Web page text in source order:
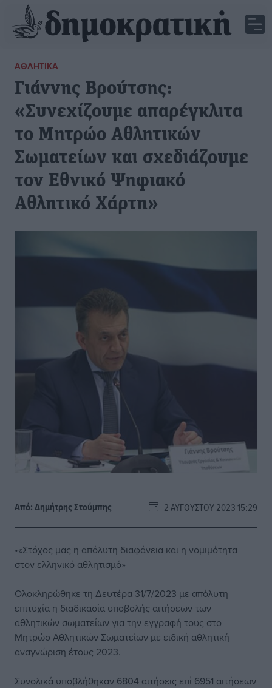
ΑΘΛΗΤΙΚΆ
Γιάννης Βρούτσης:
«Συνεχίζουμε απαρέγκλιτα
το Μητρώο Αθλητικών
Σωματείων και σχεδιάζουμε
τον Εθνικό Ψηφιακό
Αθλητικό Χάρτη»
Από:Δημήτρης Στούμπης 2 ΑΥΓΟΎΣΤΟΥ 2023 15:29
•«Στόχος μας η απόλυτη διαφάνεια και η νομιμότητα
στον ελληνικό αθλητισμό»
Ολοκληρώθηκε τη Δευτέρα 31/7/2023 με απόλυτη
επιτυχία η διαδικασία υποβολής αιτήσεων των
αθλητικών σωματείων για την εγγραφή τους στο
Μητρώο Αθλητικών Σωματείων με ειδική αθλητική
αναγνώριση έτους 2023.
Συνολικά υποβλήθηκαν 6804 αιτήσεις επί 6951 αιτήσεων